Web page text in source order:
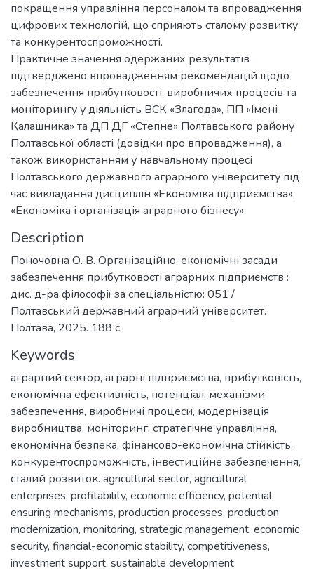
покращення управління персоналом та впровадження
цифрових технологій, що сприяють сталому розвитку
та конкурентоспроможності.
Практичне значення одержаних результатів
підтверджено впровадженням рекомендацій щодо
забезпечення прибутковості, виробничих процесів та
моніторингу у діяльність ВСК «Злагода», ПП «Імені
Калашника» та ДП ДГ «Степне» Полтавського району
Полтавської області (довідки про впровадження), а
також використанням у навчальному процесі
Полтавського державного аграрного університету під
час викладання дисциплін «Економіка підприємства»,
«Економіка і організація аграрного бізнесу».
Description
Поночовна О. В. Організаційно-економічні засади
забезпечення прибутковості аграрних підприємств :
дис. д-ра філософії за спеціальністю: 051 /
Полтавський державний аграрний університет.
Полтава, 2025. 188 с.
Keywords
аграрний сектор, аграрні підприємства, прибутковість,
економічна ефективність, потенціал, механізми
забезпечення, виробничі процеси, модернізація
виробництва, моніторинг, стратегічне управління,
економічна безпека, фінансово-економічна стійкість,
конкурентоспроможність, інвестиційне забезпечення,
сталий розвиток. agricultural sector, agricultural
enterprises, profitability, economic efficiency, potential,
ensuring mechanisms, production processes, production
modernization, monitoring, strategic management, economic
security, financial-economic stability, competitiveness,
investment support, sustainable development